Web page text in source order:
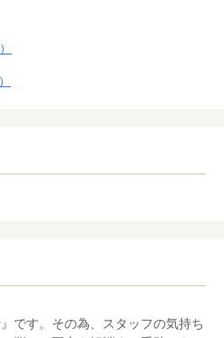
です。その為、スタッフの気持ち